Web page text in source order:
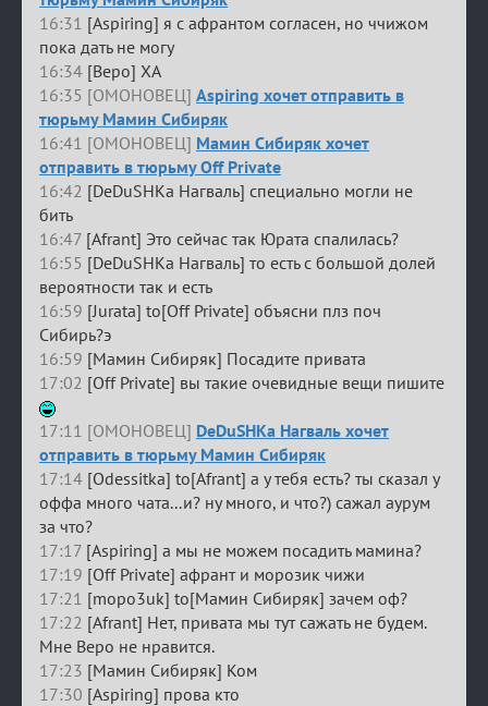
16:31 [Aspiring] я с афрантом согласен, но ччижом
пока дать не могу
16:34 [Веро] ХА
16:35 [ОМОНОВЕЦ] Aspiring хочет отправить в
тюрьму Мамин Сибиряк
16:41 [ОМОНОВЕЦ] Мамин Сибиряк хочет
отправить в тюрьму Off Private
16:42 [DeDuSHKa Нагваль] специально могли не
бить
16:47 [Afrant] Это сейчас так Юрата спалилась?
16:55 [DeDuSHKa Нагваль] то есть с большой долей
вероятности так и есть
16:59 [Jurata] to[Off Private] объясни плз поч
Сибирь?э
16:59 [Мамин Сибиряк] Посадите привата
17:02 [Off Private] вы такие очевидные вещи пишите
17:11 [ОМОНОВЕЦ] DeDuSHKa Нагваль хочет
отправить в тюрьму Мамин Сибиряк
17:14 [Odessitka] to[Afrant] а у тебя есть? ты сказал у
оффа много чата...и? ну много, и что?) сажал аурум
за что?
17:17 [Aspiring] а мы не можем посадить мамина?
17:19 [Off Private] афрант и морозик чижи
17:21 [mopo3uk] to[Мамин Сибиряк] зачем оф?
17:22 [Afrant] Нет, привата мы тут сажать не будем.
Мне Веро не нравится.
17:23 [Мамин Сибиряк] Ком
17:30 [Aspiring] прова кто